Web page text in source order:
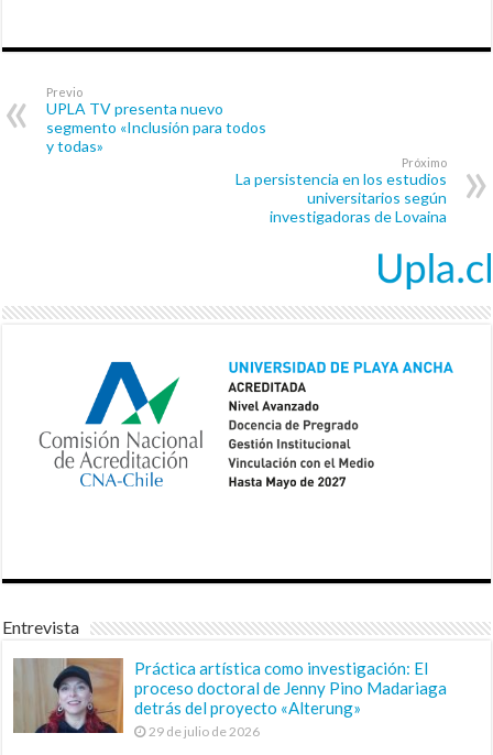
Previo
UPLA TV presenta nuevo
segmento «Inclusión para todos
y todas»
Próximo
La persistencia en los estudios
universitarios según
investigadoras de Lovaina
Entrevista
Práctica artística como investigación: El
proceso doctoral de Jenny Pino Madariaga
detrás del proyecto «Alterung»
29 de julio de 2026